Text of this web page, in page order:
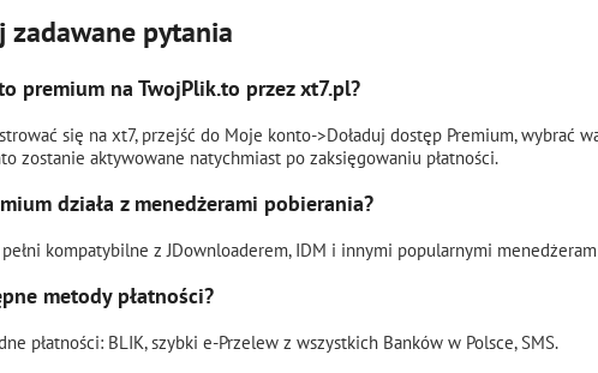
zadawane pytania
premium na TwojPlik.to przez xt7.pl?
się na xt7, przejść do Moje konto->Doładuj dostęp Premium, wybrać
zostanie aktywowane natychmiast po zaksięgowaniu płatności.
działa z menedżerami pobierania?
kompatybilne z JDownloaderem, IDM i innymi popularnymi
metody płatności?
płatności: BLIK, szybki e-Przelew z wszystkich Banków w Polsce, SMS.